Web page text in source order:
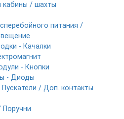
кабины / шахты
питания /
- Качалки
- Кнопки
- Диоды
/ Доп. контакты